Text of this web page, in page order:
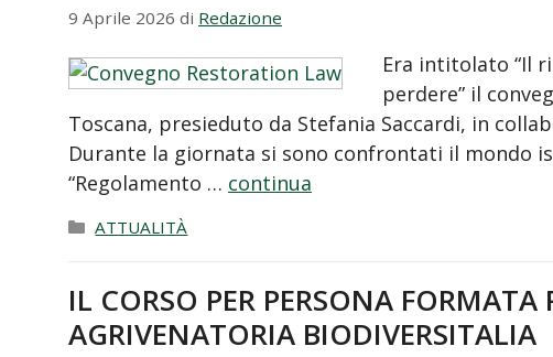
9 Aprile 2026 di Redazione
Era intitolato “Il
perdere” il
Toscana, presieduto da Stefania Saccardi, in
Durante la giornata si sono confrontati il mondo
“Regolamento … continua
Categorie
ATTUALITÀ
IL CORSO PER PERSONA
AGRIVENATORIA BIODIVERSITALIA